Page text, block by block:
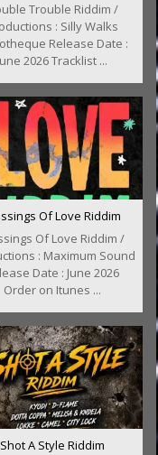
Trouble Riddim /
: Silly Walks
Release Date :
2026 Tracklist ...
Of Love Riddim
Of Love Riddim /
: Maximum Sound
Date : June 2026
Order on Itunes ...
Shot A Style Riddim